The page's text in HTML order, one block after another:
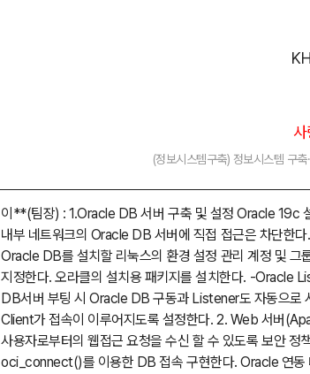
(정보시스템구축) 정보시스템 구
이**(팀장) : 1.Oracle DB 서버 구축 및 설정 Oracle 19c
내부 네트워크의 Oracle DB 서버에 직접 접근은 차단한
Oracle DB를 설치할 리눅스의 환경 설정 관리 계정 및 그
지정한다. 오라클의 설치용 패키지를 설치한다. -Oracle
DB서버 부팅 시 Oracle DB 구동과 Listener도 자동으로
Client가 접속이 이루어지도록 설정한다. 2. Web 서버
사용자로부터의 웹접근 요청을 수신 할 수 있도록 보안
oci_connect()를 이용한 DB 접속 구현한다. Oracle 연동